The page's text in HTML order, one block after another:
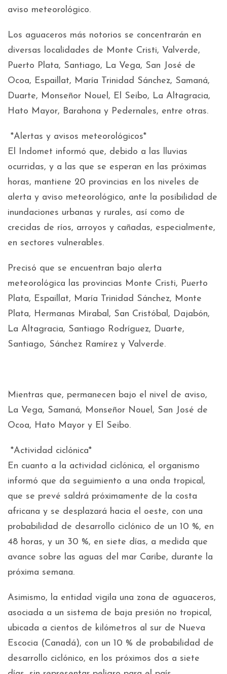
aviso meteorológico.
Los aguaceros más notorios se concentrarán en
diversas localidades de Monte Cristi, Valverde,
Puerto Plata, Santiago, La Vega, San José de
Ocoa, Espaillat, María Trinidad Sánchez, Samaná,
Duarte, Monseñor Nouel, El Seibo, La Altagracia,
Hato Mayor, Barahona y Pedernales, entre otras.
*Alertas y avisos meteorológicos*
El Indomet informó que, debido a las lluvias
ocurridas, y a las que se esperan en las próximas
horas, mantiene 20 provincias en los niveles de
alerta y aviso meteorológico, ante la posibilidad de
inundaciones urbanas y rurales, así como de
crecidas de ríos, arroyos y cañadas, especialmente,
en sectores vulnerables.
Precisó que se encuentran bajo alerta
meteorológica las provincias Monte Cristi, Puerto
Plata, Espaillat, María Trinidad Sánchez, Monte
Plata, Hermanas Mirabal, San Cristóbal, Dajabón,
La Altagracia, Santiago Rodríguez, Duarte,
Santiago, Sánchez Ramírez y Valverde.
Mientras que, permanecen bajo el nivel de aviso,
La Vega, Samaná, Monseñor Nouel, San José de
Ocoa, Hato Mayor y El Seibo.
*Actividad ciclónica*
En cuanto a la actividad ciclónica, el organismo
informó que da seguimiento a una onda tropical,
que se prevé saldrá próximamente de la costa
africana y se desplazará hacia el oeste, con una
probabilidad de desarrollo ciclónico de un 10 %, en
48 horas, y un 30 %, en siete días, a medida que
avance sobre las aguas del mar Caribe, durante la
próxima semana.
Asimismo, la entidad vigila una zona de aguaceros,
asociada a un sistema de baja presión no tropical,
ubicada a cientos de kilómetros al sur de Nueva
Escocia (Canadá), con un 10 % de probabilidad de
desarrollo ciclónico, en los próximos dos a siete